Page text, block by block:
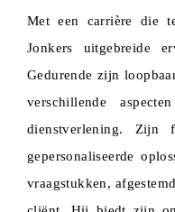
Met een carrière die
Jonkers uitgebreide
Gedurende zijn
verschillende
dienstverlening.
gepersonaliseerde
vraagstukken,